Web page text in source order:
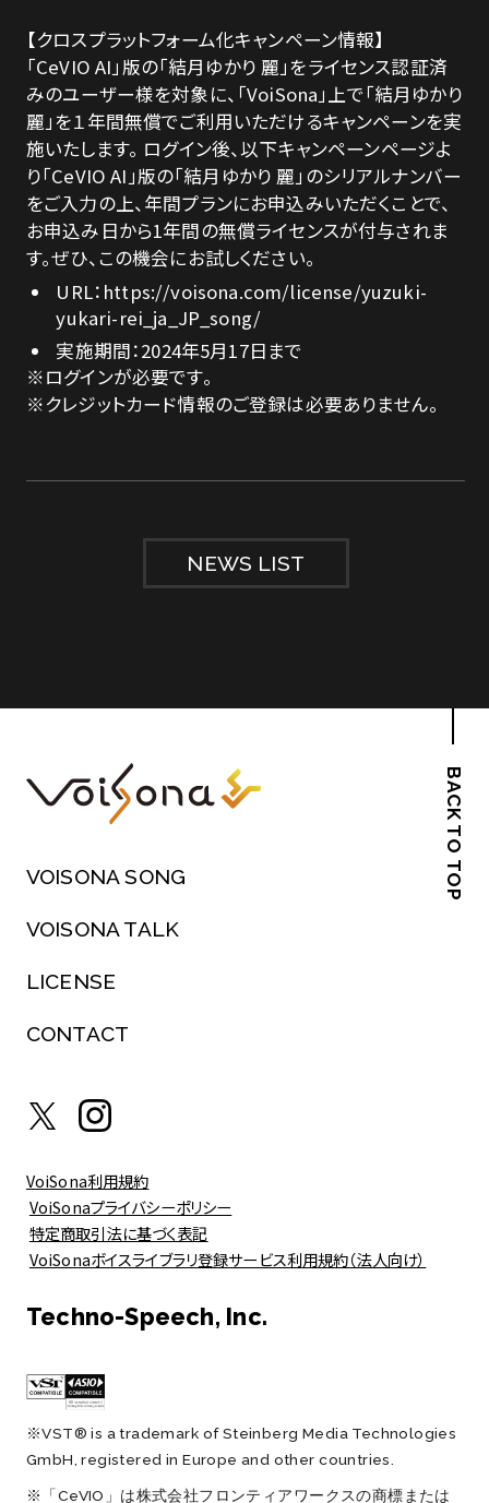
【クロスプラットフォーム化キャンペーン情報】
「CeVIO AI」版の「結月ゆかり 麗」をライセンス認証済
みのユーザー様を対象に、「VoiSona」上で「結月ゆかり
麗」を１年間無償でご利用いただけるキャンペーンを実
施いたします。 ログイン後、以下キャンペーンページよ
り「CeVIO AI」版の「結月ゆかり 麗」のシリアルナンバー
をご入力の上、年間プランにお申込みいただくことで、
お申込み日から1年間の無償ライセンスが付与されま
す。ぜひ、この機会にお試しください。
URL： https://voisona.com/license/yuzuki-
yukari-rei_ja_JP_song/
実施期間：2024年5月17日まで
※ログインが必要です。
※クレジットカード情報のご登録は必要ありません。
NEWS LIST
BACK TO TOP
VOISONA SONG
VOISONA TALK
LICENSE
CONTACT
VoiSona利用規約
VoiSonaプライバシーポリシー
特定商取引法に基づく表記
VoiSonaボイスライブラリ登録サービス利用規約（法人向け）
Techno-Speech, Inc.
※VST® is a trademark of Steinberg Media Technologies
GmbH, registered in Europe and other countries.
※「CeVIO」は株式会社フロンティアワークスの商標または